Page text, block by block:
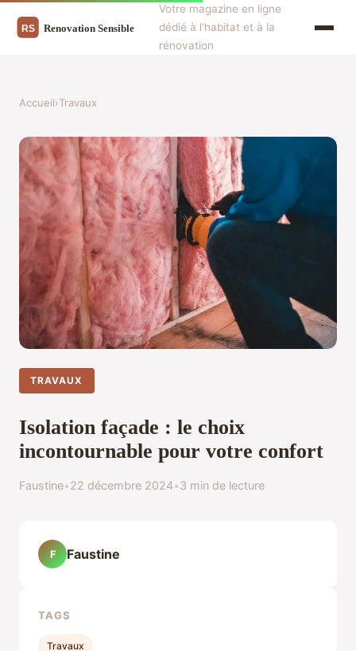
Votre magazine en ligne
dédié à l'habitat et à la
rénovation
Accueil›Travaux
TRAVAUX
Isolation façade : le choix
incontournable pour votre confort
Faustine•22 décembre 2024•3 min de lecture
F Faustine
TAGS
Travaux